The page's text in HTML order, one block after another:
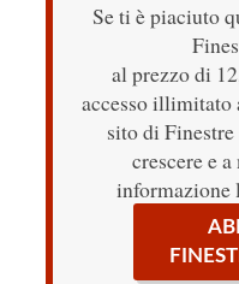
Se ti è piaciuto
al prezzo di
accesso
sito di
crescere e
informazione